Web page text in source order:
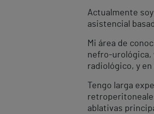
Actualmente
asistencial
Mi área de
nefro-urológica,
radiológico, y
Tengo larga
ablativas